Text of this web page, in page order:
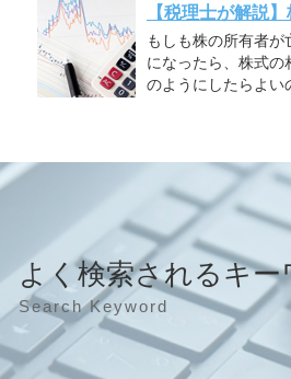
【税理士が解説
もしも株の所有者が
になったら、株式の
のようにしたらよ
よく検索されるキー
Search Keyword